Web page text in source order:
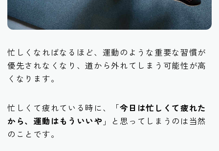
筋トレ
サプリメント
忙しくなればなるほど、運動のような重要な習慣が
優先されなくなり、道から外れてしまう可能性が高
くなります。
忙しくて疲れている時に、「今日は忙しくて疲れた
から、運動はもういいや 」と思ってしまうのは当然
のことです。